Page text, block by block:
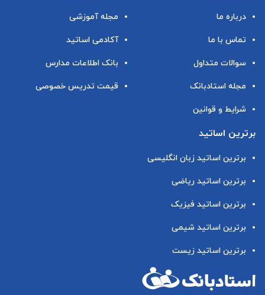
درباره ما
تماس با ما
سوالات متداول
مجله استادبانک
شرایط و قوانین
مجله آموزشی
آکادمی اساتید
بانک اطلاعات مدارس
قیمت تدریس خصوصی
برترین اساتید
برترین اساتید زبان انگلیسی
برترین اساتید ریاضی
برترین اساتید فیزیک
برترین اساتید شیمی
برترین اساتید زیست